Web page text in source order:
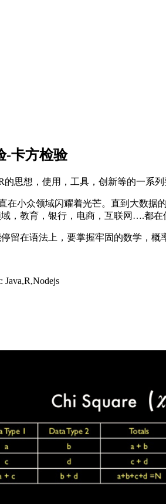
-卡方检验
的思想，使用，工具，创新等的一系
在小众领域闪耀着光芒。直到大数
，教育，银行，电商，互联网….都在
留在语法上，要掌握牢固的数学，
Java,R,Nodejs